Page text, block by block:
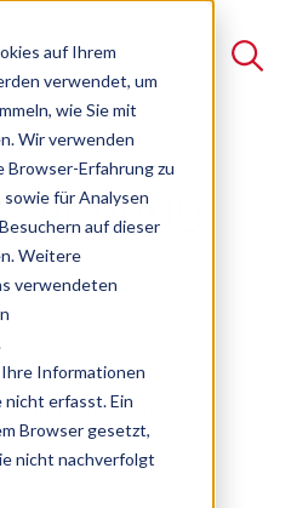
auf Ihrem
verwendet, um
wie Sie mit
Wir verwenden
Browser-Erfahrung zu
sowie für Analysen
auf dieser
Weitere
verwendeten
Informationen
nicht erfasst. Ein
Browser gesetzt,
nicht nachverfolgt
da das Suchfeld leer ist.
und innovatives